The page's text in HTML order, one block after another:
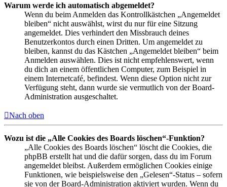
Warum werde ich automatisch abgemeldet?
Wenn du beim Anmelden das Kontrollkästchen „Angemeldet
bleiben“ nicht auswählst, wirst du nur für eine Sitzung
angemeldet. Dies verhindert den Missbrauch deines
Benutzerkontos durch einen Dritten. Um angemeldet zu
bleiben, kannst du das Kästchen „Angemeldet bleiben“ beim
Anmelden auswählen. Dies ist nicht empfehlenswert, wenn
du dich an einem öffentlichen Computer, zum Beispiel in
einem Internetcafé, befindest. Wenn diese Option nicht zur
Verfügung steht, dann wurde sie vermutlich von der Board-
Administration ausgeschaltet.
Nach oben
Wozu ist die „Alle Cookies des Boards löschen“-Funktion?
„Alle Cookies des Boards löschen“ löscht die Cookies, die
phpBB erstellt hat und die dafür sorgen, dass du im Forum
angemeldet bleibst. Außerdem ermöglichen Cookies einige
Funktionen, wie beispielsweise den „Gelesen“-Status – sofern
sie von der Board-Administration aktiviert wurden. Wenn du